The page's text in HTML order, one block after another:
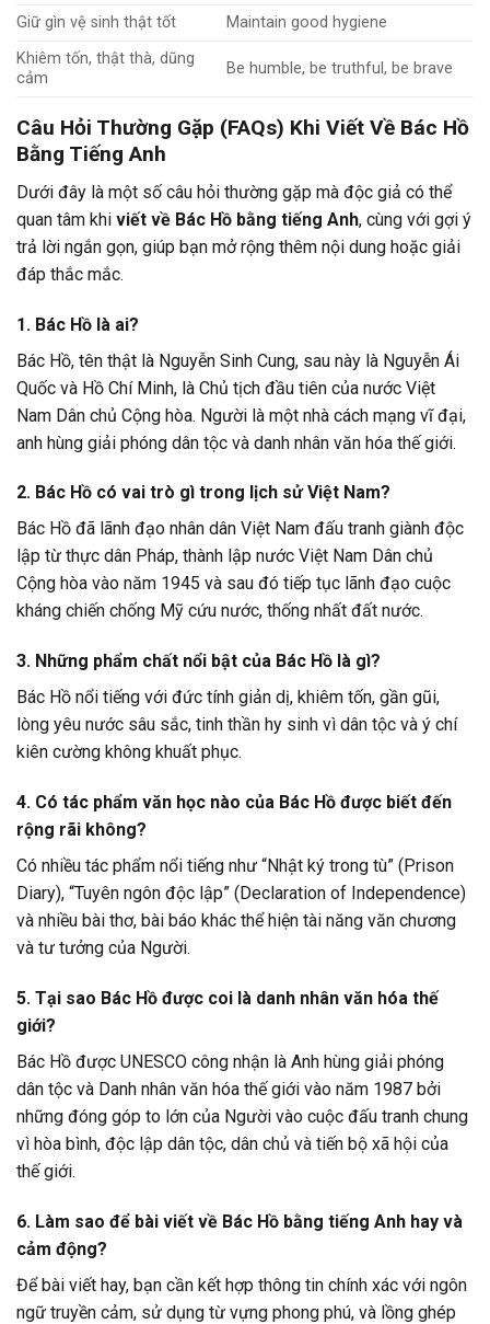
Giữ gìn vệ sinh thật tốt
Maintain good hygiene
Khiêm tốn, thật thà, dũng
cảm
Be humble, be truthful, be brave
Câu Hỏi Thường Gặp (FAQs) Khi Viết Về Bác Hồ
Bằng Tiếng Anh
Dưới đây là một số câu hỏi thường gặp mà độc giả có thể
quan tâm khi viết về Bác Hồ bằng tiếng Anh, cùng với gợi ý
trả lời ngắn gọn, giúp bạn mở rộng thêm nội dung hoặc giải
đáp thắc mắc.
1. Bác Hồ là ai?
Bác Hồ, tên thật là Nguyễn Sinh Cung, sau này là Nguyễn Ái
Quốc và Hồ Chí Minh, là Chủ tịch đầu tiên của nước Việt
Nam Dân chủ Cộng hòa. Người là một nhà cách mạng vĩ đại,
anh hùng giải phóng dân tộc và danh nhân văn hóa thế giới.
2. Bác Hồ có vai trò gì trong lịch sử Việt Nam?
Bác Hồ đã lãnh đạo nhân dân Việt Nam đấu tranh giành độc
lập từ thực dân Pháp, thành lập nước Việt Nam Dân chủ
Cộng hòa vào năm 1945 và sau đó tiếp tục lãnh đạo cuộc
kháng chiến chống Mỹ cứu nước, thống nhất đất nước.
3. Những phẩm chất nổi bật của Bác Hồ là gì?
Bác Hồ nổi tiếng với đức tính giản dị, khiêm tốn, gần gũi,
lòng yêu nước sâu sắc, tinh thần hy sinh vì dân tộc và ý chí
kiên cường không khuất phục.
4. Có tác phẩm văn học nào của Bác Hồ được biết đến
rộng rãi không?
Có nhiều tác phẩm nổi tiếng như “Nhật ký trong tù” (Prison
Diary), “Tuyên ngôn độc lập” (Declaration of Independence)
và nhiều bài thơ, bài báo khác thể hiện tài năng văn chương
và tư tưởng của Người.
5. Tại sao Bác Hồ được coi là danh nhân văn hóa thế
giới?
Bác Hồ được UNESCO công nhận là Anh hùng giải phóng
dân tộc và Danh nhân văn hóa thế giới vào năm 1987 bởi
những đóng góp to lớn của Người vào cuộc đấu tranh chung
vì hòa bình, độc lập dân tộc, dân chủ và tiến bộ xã hội của
thế giới.
6. Làm sao để bài viết về Bác Hồ bằng tiếng Anh hay và
cảm động?
Để bài viết hay, bạn cần kết hợp thông tin chính xác với ngôn
ngữ truyền cảm, sử dụng từ vựng phong phú, và lồng ghép